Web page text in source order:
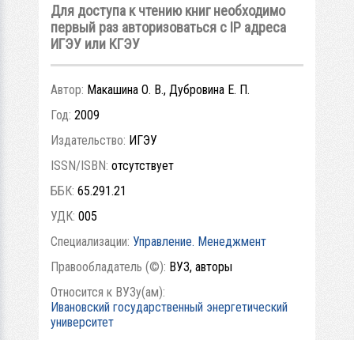
Для доступа к чтению книг необходимо
первый раз авторизоваться с IP адреса
ИГЭУ или КГЭУ
Автор: Макашина О. В., Дубровина Е. П.
Год: 2009
Издательство: ИГЭУ
ISSN/ISBN: отсутствует
ББК: 65.291.21
УДК: 005
Специализации: Управление. Менеджмент
Правообладатель (©): ВУЗ, авторы
Относится к ВУЗу(ам):
Ивановский государственный энергетический
университет